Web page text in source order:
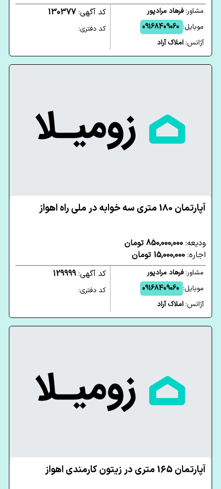
مشاور:فرهاد مرادپور
موبایل: 09168409060
آژانس:املاک آراد
کد آگهی: 130377
کد دفتری:
آپارتمان 180 متری سه خوابه در ملی راه اهواز
ودیعه: 850,000,000 تومان
اجاره: 15,000,000 تومان
مشاور:فرهاد مرادپور
موبایل: 09168409060
آژانس:املاک آراد
کد آگهی:129999
کد دفتری:
آپارتمان 165 متری در زیتون کارمندی اهواز